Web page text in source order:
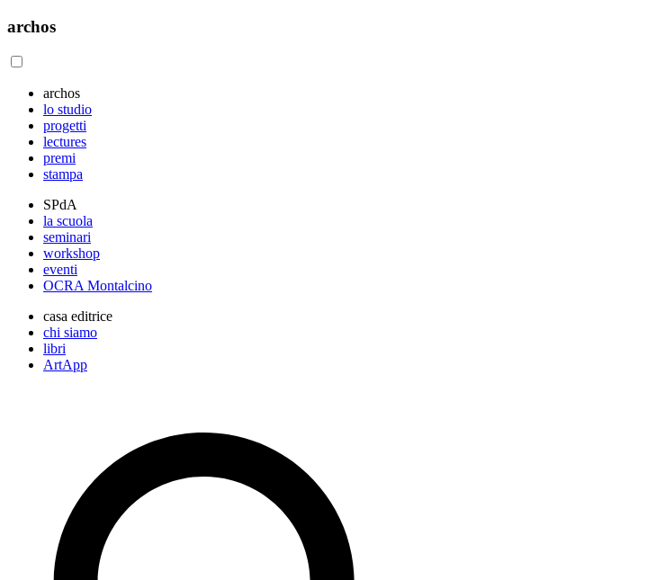
archos
archos
lo studio
progetti
lectures
premi
stampa
SPdA
la scuola
seminari
workshop
eventi
OCRA Montalcino
casa editrice
chi siamo
libri
ArtApp